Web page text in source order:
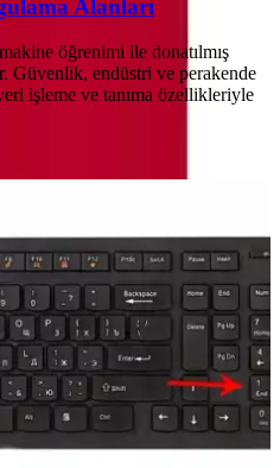
Alanları
öğrenimi ile donatılmış
Güvenlik, endüstri ve perakende
işleme ve tanıma özellikleriyle